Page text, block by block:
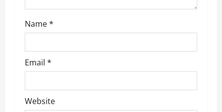
Name*
Email *
Website